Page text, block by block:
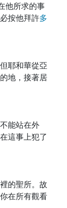
他所求的事
按他拜許多
耶和華從亞
地，接著居
能站在外
這事上犯了
的聖所。故
在所有觀看